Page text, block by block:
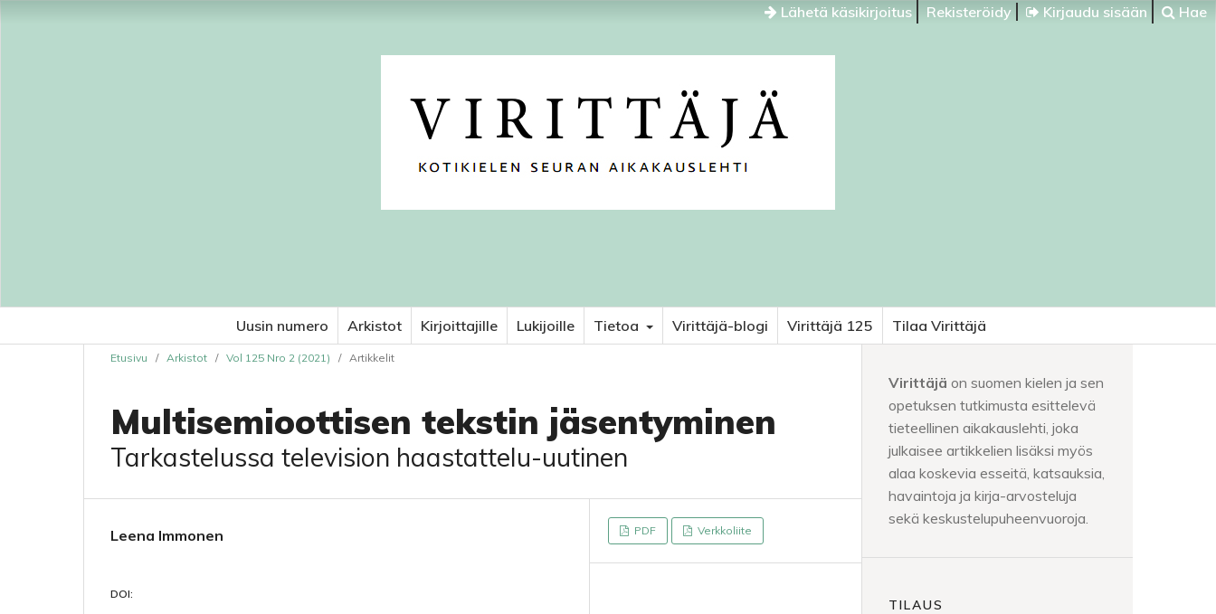
Lähetä käsikirjoitus Rekisteröidy Kirjaudu sisään Hae
Uusin numero Arkistot Kirjoittajille Lukijoille Tietoa Virittäjä-blogi Virittäjä 125 Tilaa Virittäjä
Etusivu / Arkistot / Vol 125 Nro 2 (2021) / Artikkelit
Multisemioottisen tekstin jäsentyminen
Tarkastelussa television haastattelu-uutinen
Leena Immonen
DOI:
PDF Verkkoliite
Virittäjä on suomen kielen ja sen
opetuksen tutkimusta esittelevä
tieteellinen aikakauslehti, joka
julkaisee artikkelien lisäksi myös
alaa koskevia esseitä, katsauksia,
havaintoja ja kirja-arvosteluja
sekä keskustelupuheenvuoroja.
TILAUS